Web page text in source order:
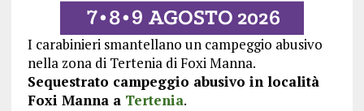
I carabinieri smantellano un campeggio abusivo
nella zona di Tertenia di Foxi Manna.
Sequestrato campeggio abusivo in località
Foxi Manna a Tertenia.